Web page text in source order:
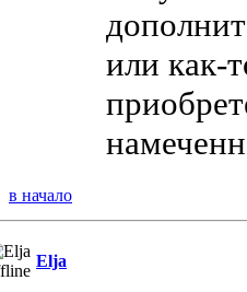
или как-
в начало
Elja